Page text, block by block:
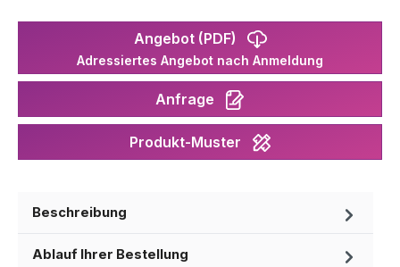
Angebot (PDF)
Adressiertes Angebot nach Anmeldung
Anfrage
Produkt-Muster
Beschreibung
Ablauf Ihrer Bestellung